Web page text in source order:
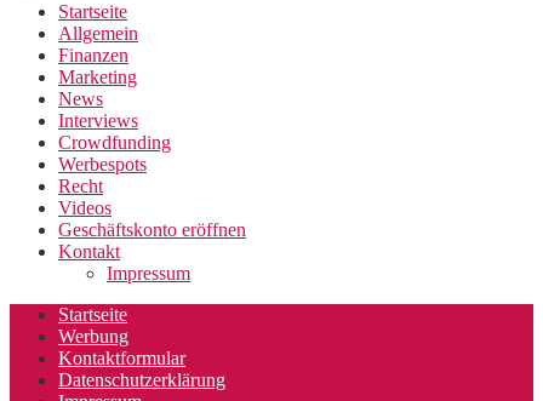
Startseite
Allgemein
Finanzen
Marketing
News
Interviews
Crowdfunding
Werbespots
Recht
Videos
Geschäftskonto eröffnen
Kontakt
Impressum
Startseite
Werbung
Kontaktformular
Datenschutzerklärung